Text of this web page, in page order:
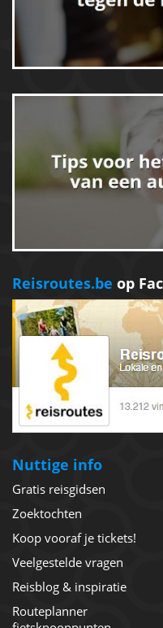
Reisroutes.be op
Nuttige info
Gratis reisgidsen
Zoektochten
Koop vooraf je tickets!
Veelgestelde vragen
Reisblog & inspiratie
Routeplanner